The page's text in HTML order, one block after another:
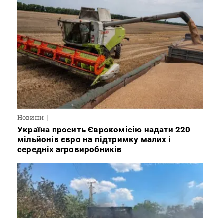
Новини
Україна просить Єврокомісію надати 220
мільйонів євро на підтримку малих і
середніх агровиробників